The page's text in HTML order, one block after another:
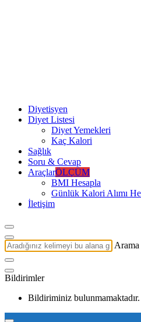
Diyetisyen
Diyet Listesi
Diyet Yemekleri
Kaç Kalori
Sağlık
Soru & Cevap
AraçlarÖLÇÜM
BMI Hesapla
Günlük Kalori Alımı
İletişim
Arama
Bildirimler
Bildiriminiz bulunmamaktadır.